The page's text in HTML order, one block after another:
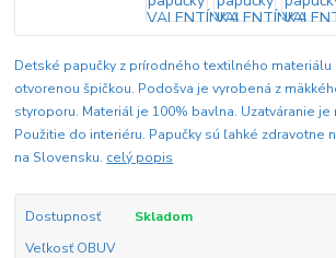
Detské papučky z prírodného textilného
otvorenou špičkou. Podošva je vyrobená z
styroporu. Materiál je 100% bavlna. Uzatváranie je
Použitie do interiéru. Papučky sú ľahké zdravotne
na Slovensku. celý popis
Dostupnosť
Skladom
Veľkosť OBUV